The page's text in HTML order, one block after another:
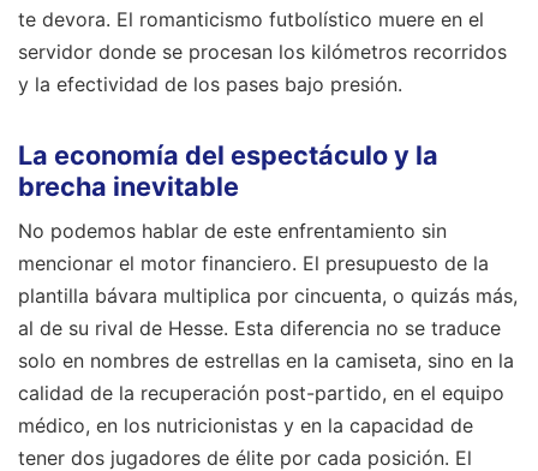
te devora. El romanticismo futbolístico muere en el
servidor donde se procesan los kilómetros recorridos
y la efectividad de los pases bajo presión.
La economía del espectáculo y la
brecha inevitable
No podemos hablar de este enfrentamiento sin
mencionar el motor financiero. El presupuesto de la
plantilla bávara multiplica por cincuenta, o quizás más,
al de su rival de Hesse. Esta diferencia no se traduce
solo en nombres de estrellas en la camiseta, sino en la
calidad de la recuperación post-partido, en el equipo
médico, en los nutricionistas y en la capacidad de
tener dos jugadores de élite por cada posición. El